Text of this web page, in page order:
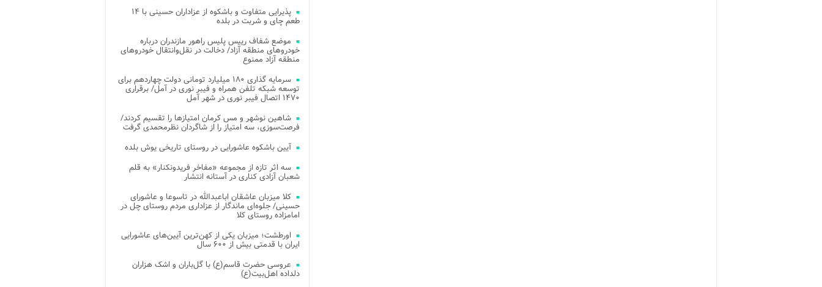
پذیرایی متفاوت و باشکوه از عزاداران حسینی با ۱۴
طعم چای و شربت در بلده
موضع شفاف رییس پلیس راهور مازندران درباره
خودروهای منطقه آزاد/ دخالت در نقل‌وانتقال خودروهای
منطقه آزاد ممنوع
سرمایه گذاری ۱۸۰ میلیارد تومانی دولت چهاردهم برای
توسعه شبکه تلفن همراه و فیبر نوری در آمل/ برقراری
۱۴۷۰ اتصال فیبر نوری در شهر آمل
شاهین نوشهر و مس کرمان امتیازها را تقسیم کردند/
فرصت‌سوزی، سه امتیاز را از شاگردان نظرمحمدی گرفت
آیین باشکوه عاشورایی در روستای تاریخی یوش بلده
سه اثر تازه از مجموعه «مفاخر فریدونکنار» به قلم
شعبان آزادی کناری در آستانه انتشار
کلا میزبان عاشقان اباعبدالله در تاسوعا و عاشورای
حسینی/ جلوه‌ای ماندگار از عزاداری مردم روستای چل در
امامزاده روستای کلا
اورطشت؛ میزبان یکی از کهن‌ترین آیین‌های عاشورایی
ایران با قدمتی بیش از ۶۰۰ سال
عروسی حضرت قاسم(ع) با گل‌باران و اشک هزاران
دلداده اهل‌بیت(ع)